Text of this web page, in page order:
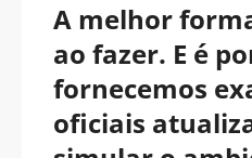
A melhor
ao fazer. E é
fornecemos
oficiais